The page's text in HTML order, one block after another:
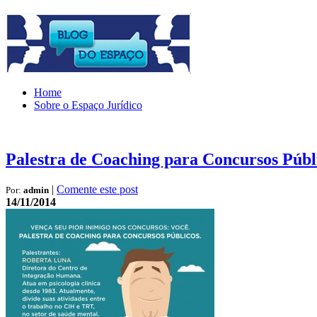
Home
Sobre o Espaço Jurídico
Palestra de Coaching para Concursos
Por: admin | Comente este post
14/11/2014